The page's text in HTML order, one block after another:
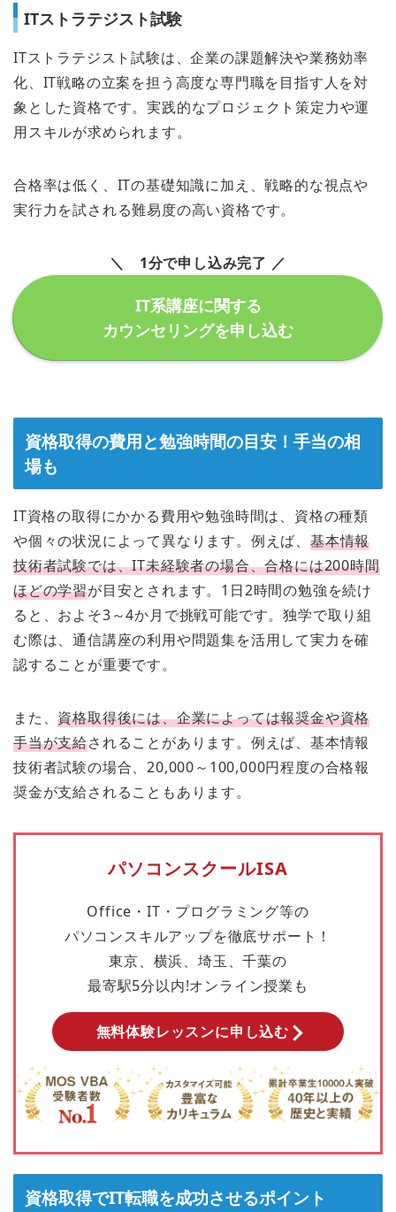
ITストラテジスト試験
ITストラテジスト試験は、企業の課題解決や業務効率
化、IT戦略の立案を担う高度な専門職を目指す人を対
象とした資格です。実践的なプロジェクト策定力や運
用スキルが求められます。
合格率は低く、ITの基礎知識に加え、戦略的な視点や
実行力を試される難易度の高い資格です。
＼ 1分で申し込み完了 ／
IT系講座に関する
カウンセリングを申し込む
資格取得の費用と勉強時間の目安！手当の相
場も
IT資格の取得にかかる費用や勉強時間は、資格の種類
や個々の状況によって異なります。例えば、 基本情報
技術者試験では、IT未経験者の場合、合格には200時間
ほどの学習が目安とされます。1日2時間の勉強を続け
ると、およそ3～4か月で挑戦可能です。独学で取り組
む際は、通信講座の利用や問題集を活用して実力を確
認することが重要です。
また、資格取得後には、企業によっては報奨金や資格
手当が支給されることがあります。例えば、基本情報
技術者試験の場合、20,000～100,000円程度の合格報
奨金が支給されることもあります。
パソコンスクールISA
Office・IT・プログラミング等の
パソコンスキルアップを徹底サポート！
東京、横浜、埼玉、千葉の
最寄駅5分以内!オンライン授業も
無料体験レッスンに申し込む
資格取得でIT転職を成功させるポイント